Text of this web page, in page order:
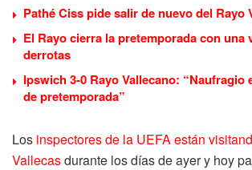
Pathé Ciss pide salir de nuevo del Rayo
El Rayo cierra la pretemporada con una
derrotas
Ipswich 3-0 Rayo Vallecano: “Naufragio
de pretemporada”
Los inspectores de la UEFA están
Vallecasdurante los días de ayer y hoy